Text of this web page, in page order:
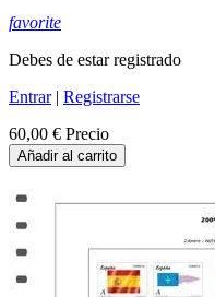
favorite
Debes de estar registrado
Entrar| Registrarse
60,00 € Precio
Añadir al carrito